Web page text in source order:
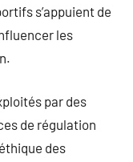
s’appuient de
les
par des
de régulation
des